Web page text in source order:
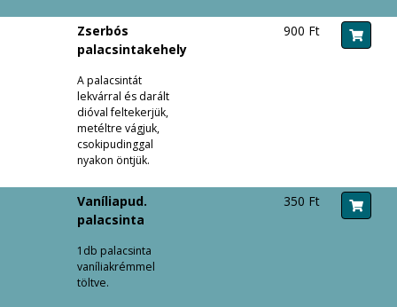
Zserbós
palacsintakehely
A palacsintát
lekvárral és darált
dióval feltekerjük,
metéltre vágjuk,
csokipudinggal
nyakon öntjük.
900 Ft
Vaníliapud.
palacsinta
1db palacsinta
vaníliakrémmel
töltve.
350 Ft